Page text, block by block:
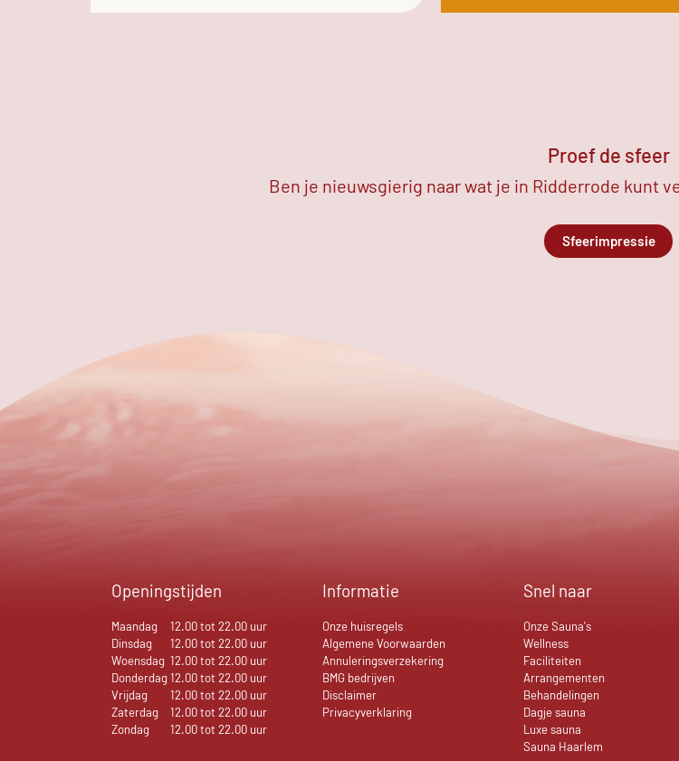
Proef de sfeer
Ben je nieuwsgierig naar wat je in Ridderrode kunt
Sfeerimpressie
Openingstijden
Maandag
12.00 tot 22.00 uur
Dinsdag
12.00 tot 22.00 uur
Woensdag 12.00 tot 22.00 uur
Donderdag 12.00 tot 22.00 uur
Vrijdag
12.00 tot 22.00 uur
Zaterdag
12.00 tot 22.00 uur
Zondag
12.00 tot 22.00 uur
Informatie
Onze huisregels
Algemene Voorwaarden
Annuleringsverzekering
BMG bedrijven
Disclaimer
Privacyverklaring
Snel naar
Onze Sauna's
Wellness
Faciliteiten
Arrangementen
Behandelingen
Dagje sauna
Luxe sauna
Sauna Haarlem